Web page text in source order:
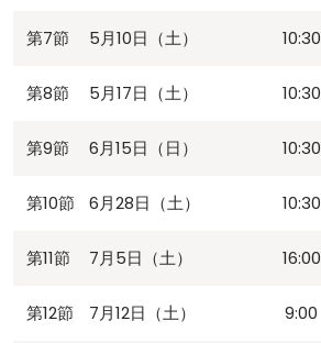
第7節 5月10日（土） 10:30
第8節 5月17日（土） 10:30
第9節 6月15日（日） 10:30
第10節 6月28日（土） 10:30
第11節 7月5日（土） 16:00
第12節 7月12日（土） 9:00